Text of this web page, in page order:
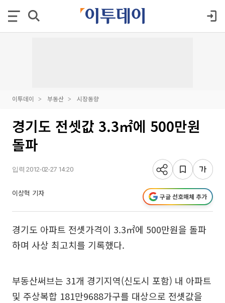
이투데이 부동산 시장동향
경기도 전셋값 3.3㎡에 500만원
돌파
입력 2012-02-27 14:20
이상혁 기자 구글 선호매체 추가
경기도 아파트 전셋가격이 3.3㎡에 500만원을 돌파
하며 사상 최고치를 기록했다.
부동산써브는 31개 경기지역(신도시 포함) 내 아파트
및 주상복합 181만9688가구를 대상으로 전셋값을